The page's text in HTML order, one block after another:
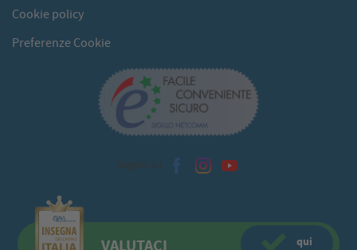
Cookie policy
Preferenze Cookie
Seguici su
qui